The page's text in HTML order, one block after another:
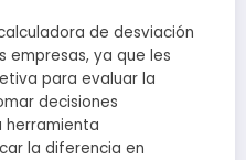
de desviación
empresas, ya que les
para evaluar la
decisiones
herramienta
la diferencia en